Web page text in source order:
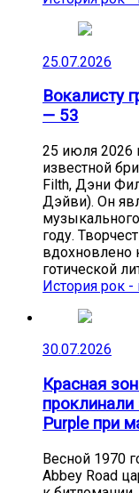
25.07.2026
Вокалисту
— 53
25 июля 2026
известной
Filth, Дэни
Дэйви). Он
году.
вдохновлено
готической
История рок
30.07.2026
Красная
проклинали
Purple при
Весной 1970
Abbey Road